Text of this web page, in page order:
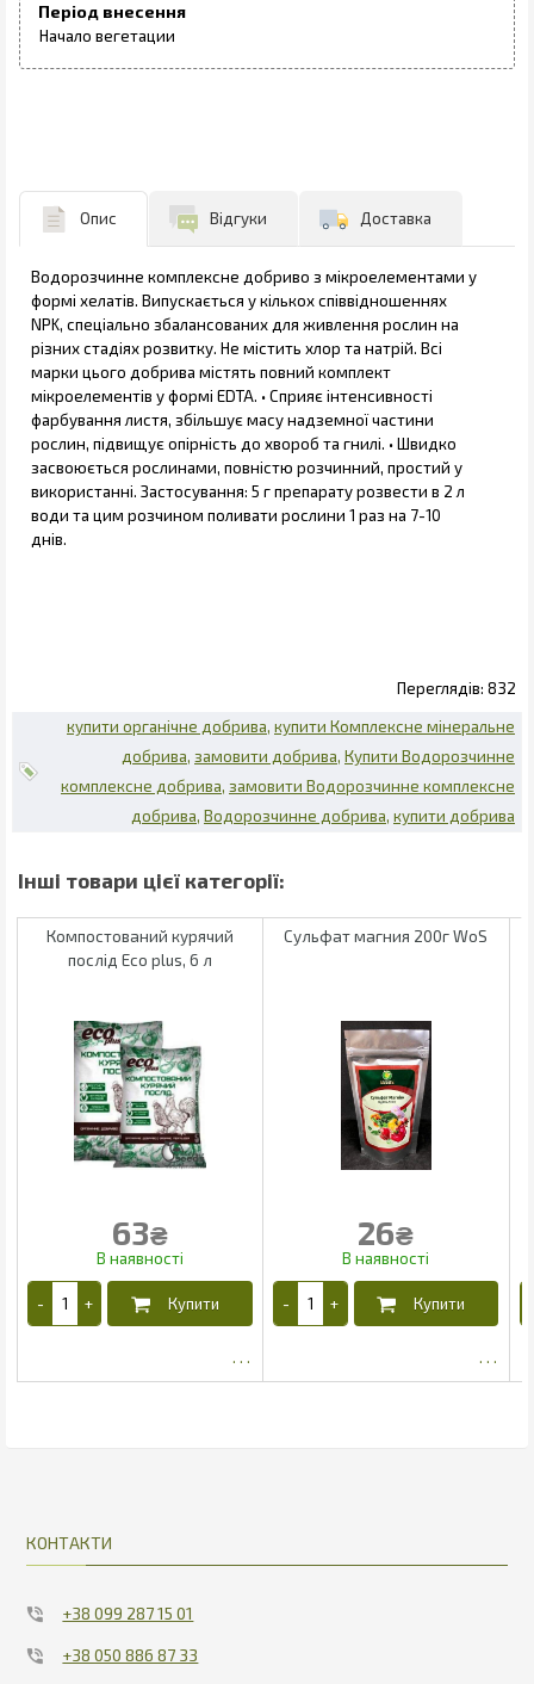
Період внесення
Начало вегетации
Опис Відгуки Доставка
Водорозчинне комплексне добриво з мікроелементами у
формі хелатів. Випускається у кількох співвідношеннях
NPK, спеціально збалансованих для живлення рослин на
різних стадіях розвитку. Не містить хлор та натрій. Всі
марки цього добрива містять повний комплект
мікроелементів у формі ЕDTA. • Сприяє інтенсивності
фарбування листя, збільшує масу надземної частини
рослин, підвищує опірність до хвороб та гнилі. • Швидко
засвоюється рослинами, повністю розчинний, простий у
використанні. Застосування: 5 г препарату розвести в 2 л
води та цим розчином поливати рослини 1 раз на 7-10
днів.
832
купити органічне добрива купити Комплексне мінеральне
добрива замовити добрива Купити Водорозчинне
комплексне добрива замовити Водорозчинне комплексне
добрива Водорозчинне добрива купити добрива
Компостований курячий
послід Eco plus, 6 л
63₴
Сульфат магния 200г WoS
26₴
КОНТАКТИ
+38 099 287 15 01
+38 050 886 87 33